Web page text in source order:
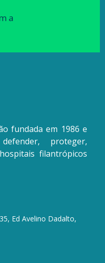
a
fundada em 1986 e
proteger,
filantrópicos
Ed Avelino Dadalto,